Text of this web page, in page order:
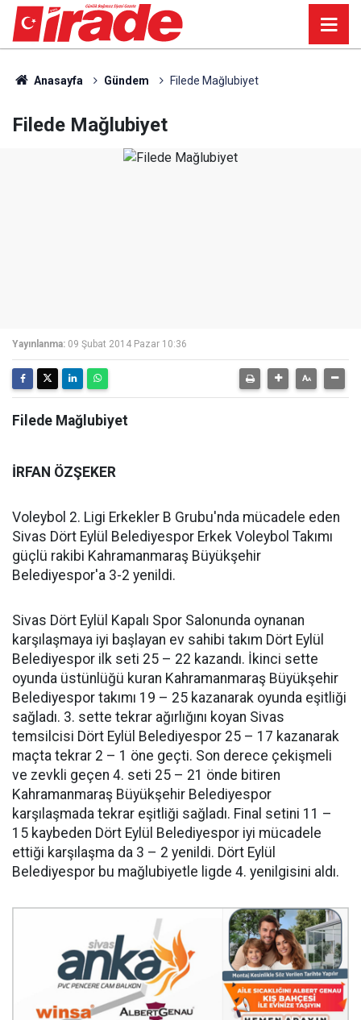
Anasayfa Gündem Filede Mağlubiyet
Filede Mağlubiyet
Yayınlanma: 09 Şubat 2014 Pazar 10:36
Filede Mağlubiyet
İRFAN ÖZŞEKER
Voleybol 2. Ligi Erkekler B Grubu'nda mücadele eden
Sivas Dört Eylül Belediyespor Erkek Voleybol Takımı
güçlü rakibi Kahramanmaraş Büyükşehir
Belediyespor'a 3-2 yenildi.
Sivas Dört Eylül Kapalı Spor Salonunda oynanan
karşılaşmaya iyi başlayan ev sahibi takım Dört Eylül
Belediyespor ilk seti 25 – 22 kazandı. İkinci sette
oyunda üstünlüğü kuran Kahramanmaraş Büyükşehir
Belediyespor takımı 19 – 25 kazanarak oyunda eşitliği
sağladı. 3. sette tekrar ağırlığını koyan Sivas
temsilcisi Dört Eylül Belediyespor 25 – 17 kazanarak
maçta tekrar 2 – 1 öne geçti. Son derece çekişmeli
ve zevkli geçen 4. seti 25 – 21 önde bitiren
Kahramanmaraş Büyükşehir Belediyespor
karşılaşmada tekrar eşitliği sağladı. Final setini 11 –
15 kaybeden Dört Eylül Belediyespor iyi mücadele
ettiği karşılaşma da 3 – 2 yenildi. Dört Eylül
Belediyespor bu mağlubiyetle ligde 4. yenilgisini aldı.